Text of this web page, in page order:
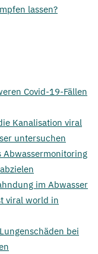
lassen?
Covid-19-Fällen
Kanalisation viral
untersuchen
Abwassermonitoring
im Abwasser
viral world in
Lungenschäden bei